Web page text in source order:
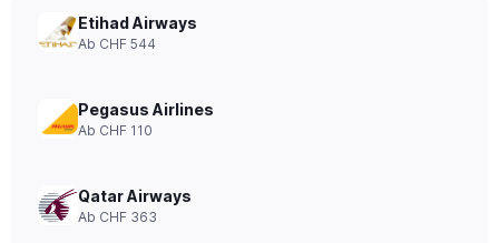
Y
values.
Range:
Etihad Airways
Ab CHF 544
Pegasus Airlines
Ab CHF 110
Qatar Airways
Ab CHF 363